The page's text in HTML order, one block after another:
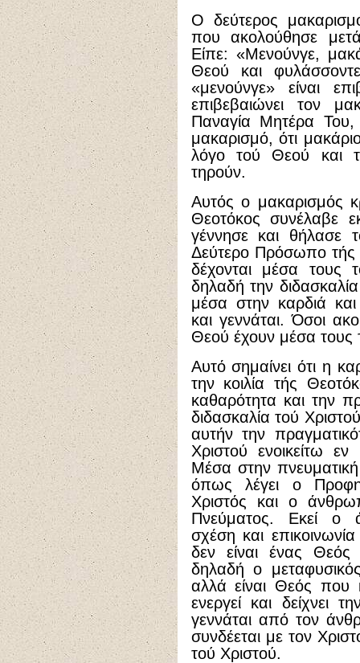
Ο δεύτερος
που ακολούθησε
Είπε: «Μενούνγε,
Θεού και
«μενούνγε» είναι
επιβεβαιώνει τον
Παναγία Μητέρα Του,
μακαρισμό, ότι
λόγο τού Θεού και
τηρούν.
Αυτός ο μακαρισμός
Θεοτόκος συνέλαβε
γέννησε και θήλασε
Δεύτερο Πρόσωπο τής
δέχονται μέσα τους
δηλαδή την
μέσα στην καρδιά και
και γεννάται. Όσοι
Θεού έχουν μέσα τους
Αυτό σημαίνει ότι η
την κοιλία τής
καθαρότητα και την
διδασκαλία τού
αυτήν την
Χριστού ενοικείτω
Μέσα στην
όπως λέγει ο
Χριστός και ο
Πνεύματος. Εκεί ο
σχέση και
δεν είναι ένας Θεός
δηλαδή ο
αλλά είναι Θεός που
ενεργεί και δείχνει
γεννάται από τον
συνδέεται με τον
τού Χριστού.